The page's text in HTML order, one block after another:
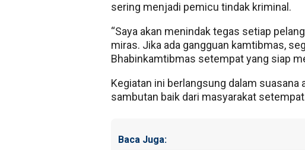
sering menjadi pemicu tindak kriminal.
“Saya akan menindak tegas setiap
miras. Jika ada gangguan kamtibmas,
Bhabinkamtibmas setempat yang siap
Kegiatan ini berlangsung dalam
sambutan baik dari masyarakat
Baca Juga: